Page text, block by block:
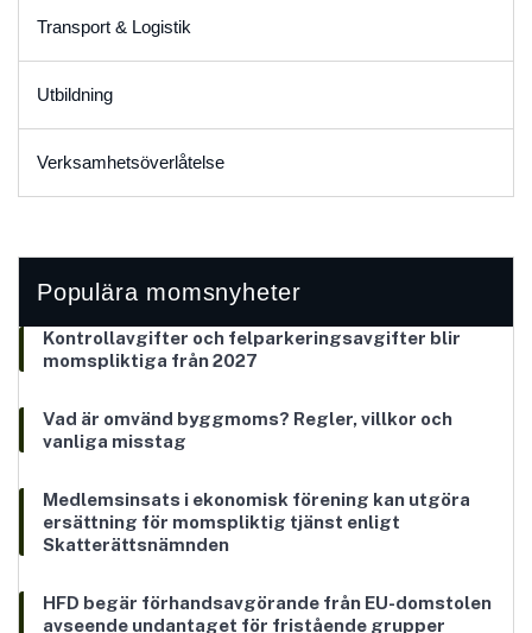
Transport & Logistik
Utbildning
Verksamhetsöverlåtelse
Populära momsnyheter
Kontrollavgifter och felparkeringsavgifter blir
momspliktiga från 2027
Vad är omvänd byggmoms? Regler, villkor och
vanliga misstag
Medlemsinsats i ekonomisk förening kan utgöra
ersättning för momspliktig tjänst enligt
Skatterättsnämnden
HFD begär förhandsavgörande från EU-domstolen
avseende undantaget för fristående grupper